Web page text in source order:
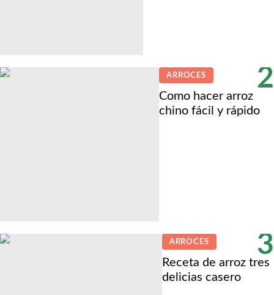
2
ARROCES
Como hacer arroz
chino fácil y rápido
3
ARROCES
Receta de arroz tres
delicias casero